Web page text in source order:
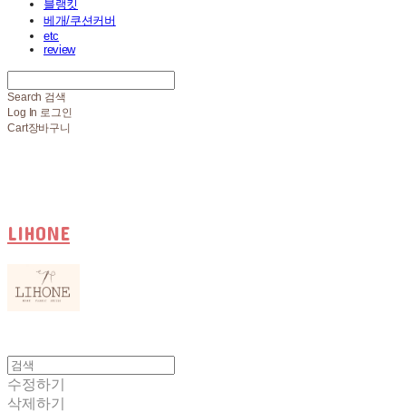
블랭킷
베개/쿠션커버
etc
review
Search 검색
Log In 로그인
Cart장바구니
LIHONE
수정하기
삭제하기